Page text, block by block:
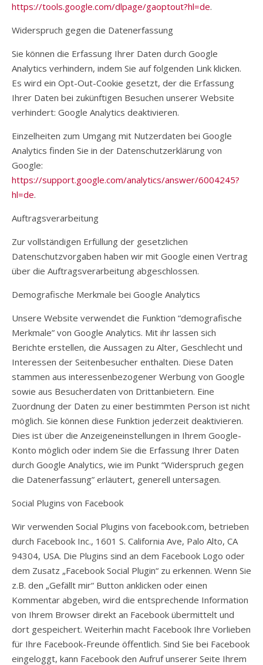
https://tools.google.com/dlpage/gaoptout?hl=de.
Widerspruch gegen die Datenerfassung
Sie können die Erfassung Ihrer Daten durch Google
Analytics verhindern, indem Sie auf folgenden Link klicken.
Es wird ein Opt-Out-Cookie gesetzt, der die Erfassung
Ihrer Daten bei zukünftigen Besuchen unserer Website
verhindert: Google Analytics deaktivieren.
Einzelheiten zum Umgang mit Nutzerdaten bei Google
Analytics finden Sie in der Datenschutzerklärung von
Google:
https://support.google.com/analytics/answer/6004245?
hl=de.
Auftragsverarbeitung
Zur vollständigen Erfüllung der gesetzlichen
Datenschutzvorgaben haben wir mit Google einen Vertrag
über die Auftragsverarbeitung abgeschlossen.
Demografische Merkmale bei Google Analytics
Unsere Website verwendet die Funktion “demografische
Merkmale” von Google Analytics. Mit ihr lassen sich
Berichte erstellen, die Aussagen zu Alter, Geschlecht und
Interessen der Seitenbesucher enthalten. Diese Daten
stammen aus interessenbezogener Werbung von Google
sowie aus Besucherdaten von Drittanbietern. Eine
Zuordnung der Daten zu einer bestimmten Person ist nicht
möglich. Sie können diese Funktion jederzeit deaktivieren.
Dies ist über die Anzeigeneinstellungen in Ihrem Google-
Konto möglich oder indem Sie die Erfassung Ihrer Daten
durch Google Analytics, wie im Punkt “Widerspruch gegen
die Datenerfassung” erläutert, generell untersagen.
Social Plugins von Facebook
Wir verwenden Social Plugins von facebook.com, betrieben
durch Facebook Inc., 1601 S. California Ave, Palo Alto, CA
94304, USA. Die Plugins sind an dem Facebook Logo oder
dem Zusatz „Facebook Social Plugin“ zu erkennen. Wenn Sie
z.B. den „Gefällt mir“ Button anklicken oder einen
Kommentar abgeben, wird die entsprechende Information
von Ihrem Browser direkt an Facebook übermittelt und
dort gespeichert. Weiterhin macht Facebook Ihre Vorlieben
für Ihre Facebook-Freunde öffentlich. Sind Sie bei Facebook
eingeloggt, kann Facebook den Aufruf unserer Seite Ihrem